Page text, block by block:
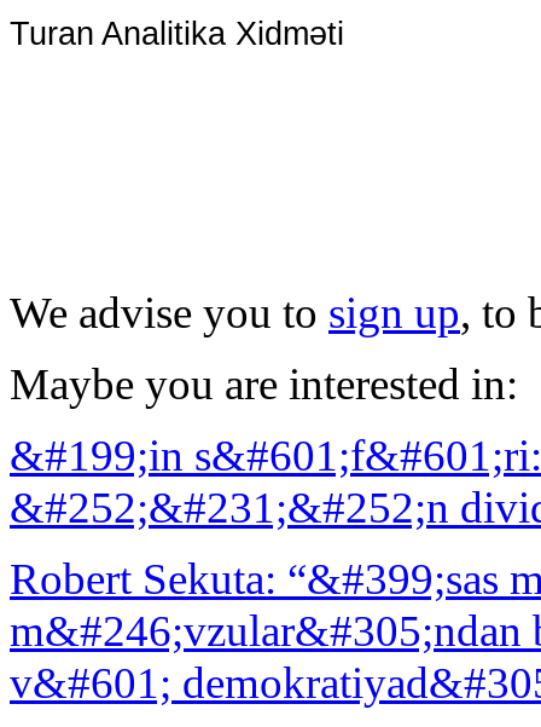
Turan Analitika Xidməti
We advise you to sign up, to
Maybe you are interested in:
&#199;in
&#252;&#231;&#252;n
Robert Sekuta: “&#399;sas
m&#246;vzular&#305;ndan
v&#601;